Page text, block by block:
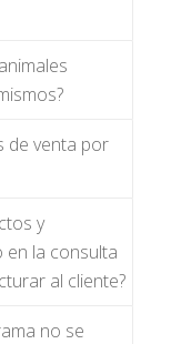
de venta por
y
en la consulta
al cliente?
no se